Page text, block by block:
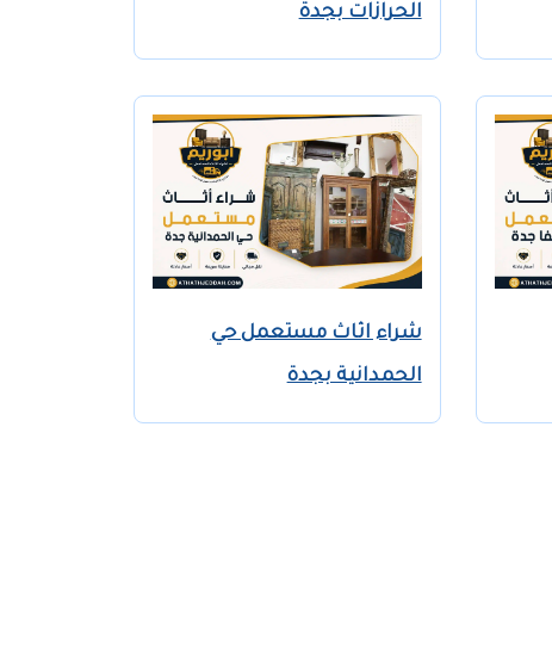
الحرازات بجدة
شراء اثاث مستعمل حي
الحمدانية بجدة